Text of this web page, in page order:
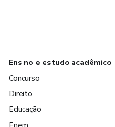
Ensino e estudo acadêmico
Concurso
Direito
Educação